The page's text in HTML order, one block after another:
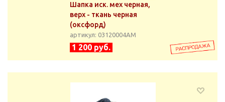
Шапка иск. мех черная,
верх - ткань черная
(оксфорд)
артикул: 03120004АМ
1 200 руб.